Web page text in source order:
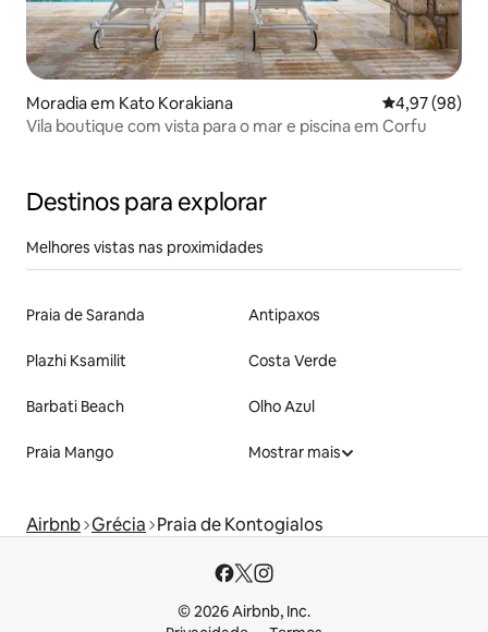
Moradia em Kato Korakiana Classificação
4,97 (98)
Vila boutique com vista para o mar e piscina em Corfu
Destinos para explorar
Melhores vistas nas proximidades
Praia de Saranda Antipaxos
Plazhi Ksamilit Costa Verde
Barbati Beach Olho Azul
Praia Mango Mostrar mais
Airbnb Grécia Praia de Kontogialos
© 2026 Airbnb, Inc.